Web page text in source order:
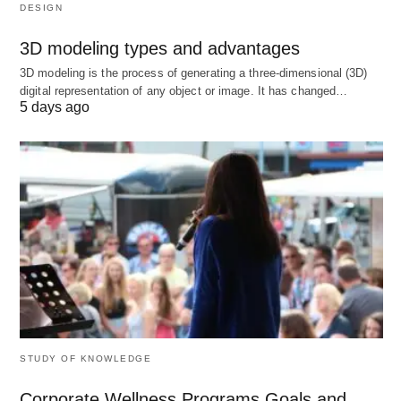
उपयोगिता के तीन प्रकार:
इस प्रकार, उपयोगिताओं के तीन प्रकार हैं:
उपयोगिता से,
स्थान उपयोगिता, और
समय की उपयोगिता।
ऊपर दिए गए उदाहरणों में, उपयोगिताओं का निर्माण किया गया है
और भौतिक वस्तुओं या धन का उत्पादन किया गया है। हालांकि,
यह हमेशा मामला नहीं हो सकता है। एक उपयोगिता बनाई जा
सकती है जिसे बाजार में बेचा नहीं जा सकता।
DESIGN
3D modeling types and advantages
3D modeling is the process of generating a three-dimensional (3D)
digital representation of any object or image. It has changed…
5 days ago
STUDY OF KNOWLEDGE